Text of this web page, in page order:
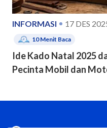
INFORMASI 17 DES
10Menit Baca
Ide Kado Natal 2025
Pecinta Mobil dan